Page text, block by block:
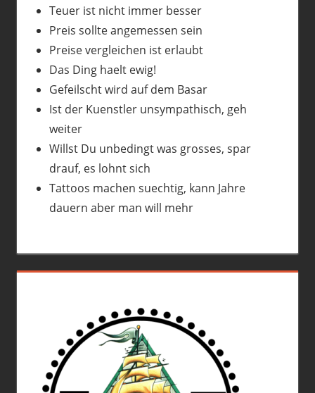
Teuer ist nicht immer besser
Preis sollte angemessen sein
Preise vergleichen ist erlaubt
Das Ding haelt ewig!
Gefeilscht wird auf dem Basar
Ist der Kuenstler unsympathisch, geh
weiter
Willst Du unbedingt was grosses, spar
drauf, es lohnt sich
Tattoos machen suechtig, kann Jahre
dauern aber man will mehr